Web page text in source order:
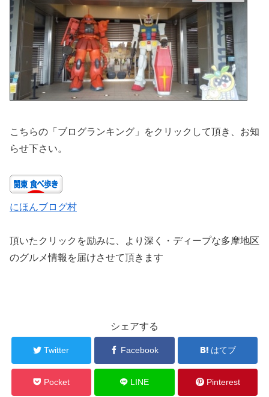
こちらの「ブログランキング」をクリックして頂き、お知
らせ下さい。
にほんブログ村
頂いたクリックを励みに、より深く・ディープな多摩地区
のグルメ情報を届けさせて頂きます
シェアする
Twitter Facebook はてブ
Pocket LINE Pinterest